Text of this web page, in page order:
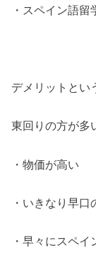
・スペイン語
デメリットとい
東回りの方が多
・物価が高い
・いきなり早
・早々にスペイ